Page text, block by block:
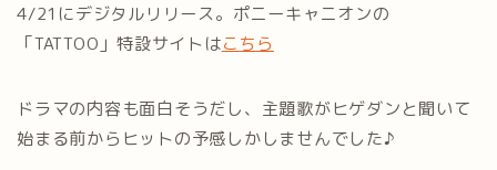
4/21にデジタルリリース。ポニーキャニオンの
「TATTOO」特設サイトはこちら
ドラマの内容も面白そうだし、主題歌がヒゲダンと聞いて
始まる前からヒットの予感しかしませんでした♪